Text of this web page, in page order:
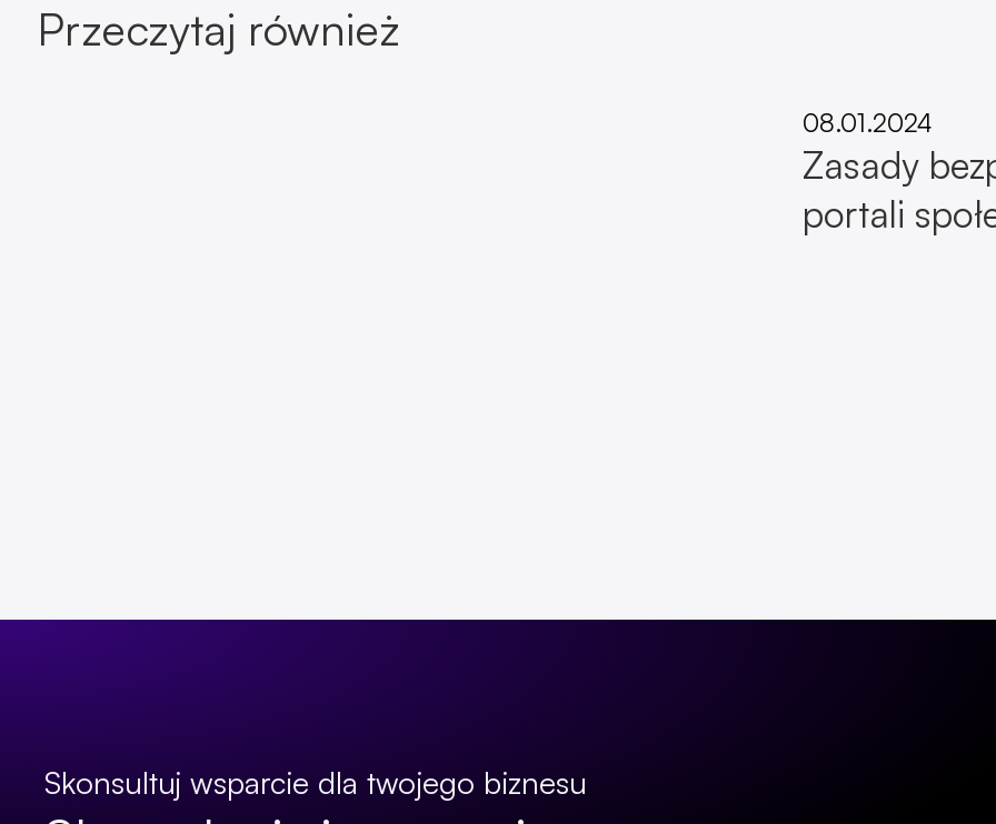
Przeczytaj również
08.01.2024
Zasady
portali
Skonsultuj wsparcie dla twojego biznesu